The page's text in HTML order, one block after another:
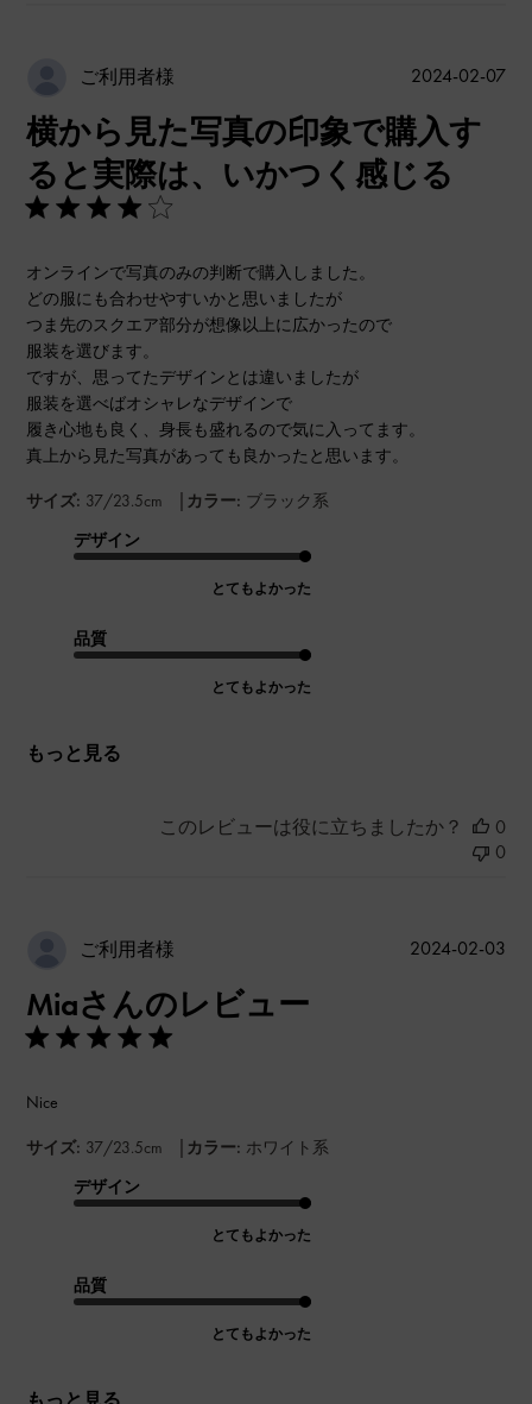
ご利用者様
横から見た写真の印象で購入す
ると実際は、いかつく感じる
オンラインで写真のみの判断で購入しました。
どの服にも合わせやすいかと思いましたが
つま先のスクエア部分が想像以上に広かったので
服装を選びます。
ですが、思ってたデザインとは違いましたが
服装を選べばオシャレなデザインで
履き心地も良く、身長も盛れるので気に入ってます。
真上から見た写真があっても良かったと思います。
サイズ: 37/23.5cm | カラー: ブラック系
デザイン
とてもよかった
品質
とてもよかった
もっと見る
公
2024-02-07
このレビューは役に立ちましたか？
0
0
ご利用者様
Miaさんのレビュー
Nice
サイズ: 37/23.5cm | カラー: ホワイト系
デザイン
とてもよかった
品質
とてもよかった
公
2024-02-03